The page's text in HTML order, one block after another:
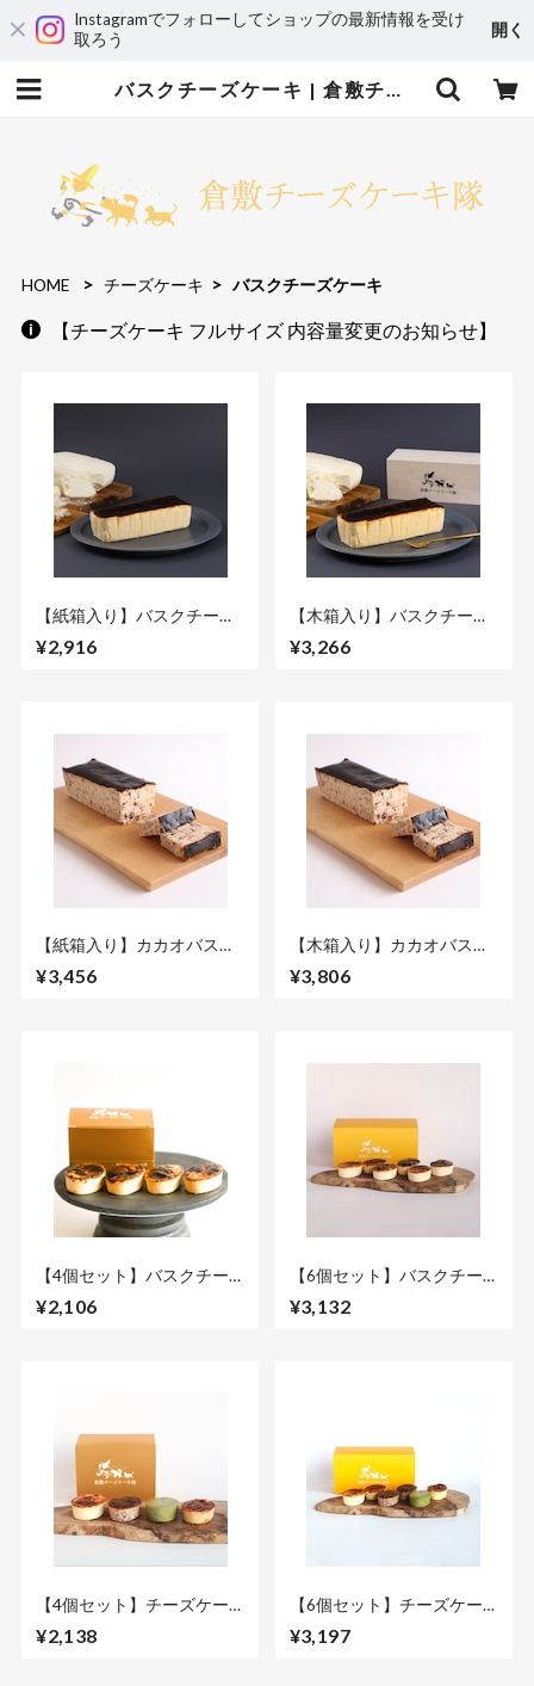
Instagramでフォローしてショップの最新情報を受け
取ろう
開く
バスクチーズケーキ | 倉敷チーズケーキ隊
HOME チーズケーキ バスクチーズケーキ
【チーズケーキ フルサイズ 内容量変更のお知らせ】
【紙箱入り】バスクチーズ
¥2,916
【木箱入り】バスクチーズ
¥3,266
【紙箱入り】カカオバスク
¥3,456
【木箱入り】カカオバスク
¥3,806
【4個セット】バスクチー
¥2,106
【6個セット】バスクチー
¥3,132
【4個セット】チーズケー
¥2,138
【6個セット】チーズケー
¥3,197